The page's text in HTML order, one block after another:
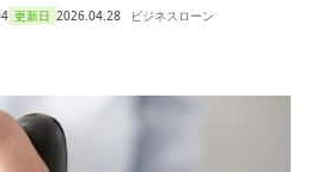
更新日 2026.04.28 ビジネスローン